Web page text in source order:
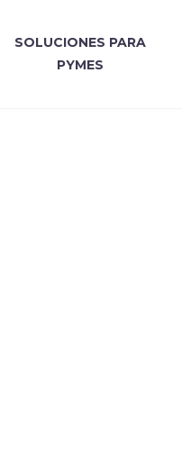
SOLUCIONES PARA
PYMES